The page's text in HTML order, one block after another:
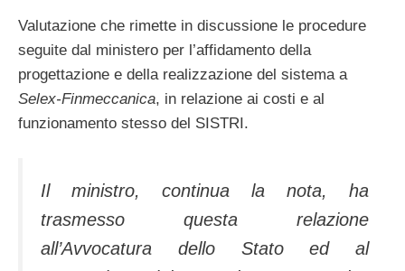
Valutazione che rimette in discussione le procedure
seguite dal ministero per l’affidamento della
progettazione e della realizzazione del sistema a
Selex-Finmeccanica, in relazione ai costi e al
funzionamento stesso del SISTRI.
Il ministro, continua la nota, ha
trasmesso questa relazione
all’Avvocatura dello Stato ed al